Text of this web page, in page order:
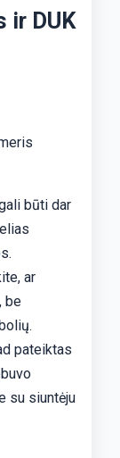
ir DUK
būti dar
ar
be
pateiktas
su siuntėju